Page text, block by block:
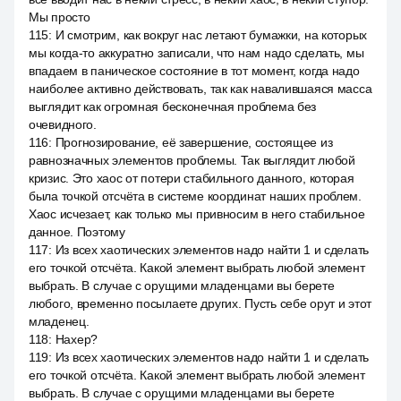
Мы просто
115: И смотрим, как вокруг нас летают бумажки, на которых
мы когда-то аккуратно записали, что нам надо сделать, мы
впадаем в паническое состояние в тот момент, когда надо
наиболее активно действовать, так как навалившаяся масса
выглядит как огромная бесконечная проблема без
очевидного.
116: Прогнозирование, её завершение, состоящее из
равнозначных элементов проблемы. Так выглядит любой
кризис. Это хаос от потери стабильного данного, которая
была точкой отсчёта в системе координат наших проблем.
Хаос исчезает, как только мы привносим в него стабильное
данное. Поэтому
117: Из всех хаотических элементов надо найти 1 и сделать
его точкой отсчёта. Какой элемент выбрать любой элемент
выбрать. В случае с орущими младенцами вы берете
любого, временно посылаете других. Пусть себе орут и этот
младенец.
118: Нахер?
119: Из всех хаотических элементов надо найти 1 и сделать
его точкой отсчёта. Какой элемент выбрать любой элемент
выбрать. В случае с орущими младенцами вы берете